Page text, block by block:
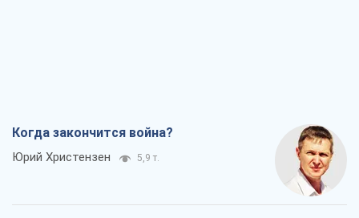
Когда закончится война?
Юрий Христензен 5,9 т.